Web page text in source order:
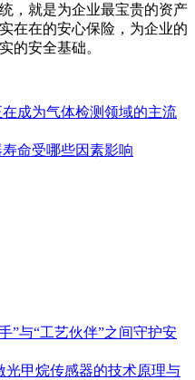
，就是为企业最宝贵的资产
在在的安心保险，为企业的
的安全基础。
成为气体检测领域的主流
命受哪些因素影响
”与“工艺伙伴”之间守护安
甲烷传感器的技术原理与